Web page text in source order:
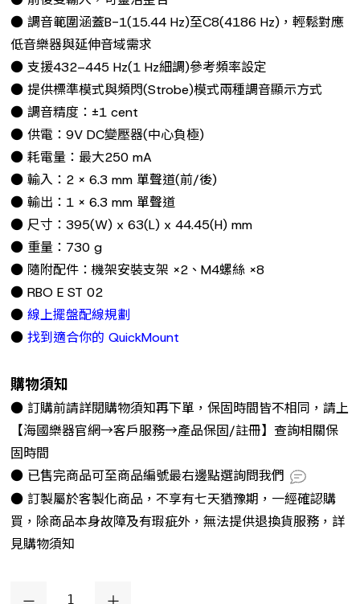
● 調音範圍涵蓋B-1(15.44 Hz)至C8(4186 Hz)，輕鬆對應
低音樂器與延伸音域需求
● 支援432–445 Hz(1 Hz細調)參考頻率設定
● 提供標準模式與頻閃(Strobe)模式兩種調音顯示方式
● 調音精度：±1 cent
● 供電：9V DC變壓器(中心負極)
● 耗電量：最大250 mA
● 輸入：2 × 6.3 mm 單聲道(前/後)
● 輸出：1 × 6.3 mm 單聲道
● 尺寸：395(W) x 63(L) x 44.45(H) mm
● 重量：730 g
● 隨附配件：機架安裝支架 ×2、M4螺絲 ×8
● RBO E ST 02
●線上擺盤配線規劃
●找到適合你的 QuickMount
購物須知
● 訂購前請詳閱購物須知再下單，保固時間皆不相同，請上
【海國樂器官網→客戶服務→產品保固/註冊】查詢相關保
固時間
● 已售完商品可至商品編號最右邊點選詢問我們
● 訂製屬於客製化商品，不享有七天猶豫期，一經確認購
買，除商品本身故障及有瑕疵外，無法提供退換貨服務，詳
見購物須知